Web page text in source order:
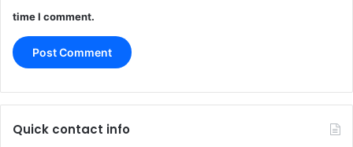
time I comment.
Quick contact info